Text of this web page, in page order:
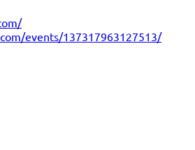
events/137317963127513/